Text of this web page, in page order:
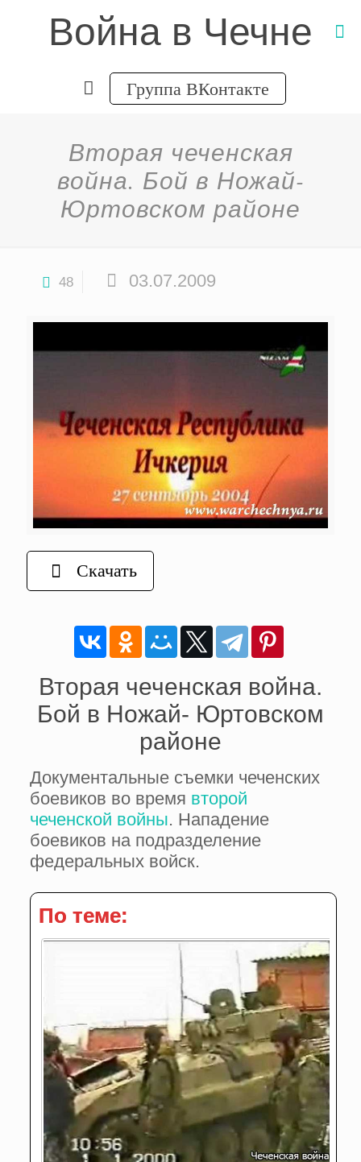
Война в Чечне
Группа ВКонтакте
Вторая чеченская
война. Бой в Ножай-
Юртовском районе
48 03.07.2009
Скачать
Вторая чеченская война.
Бой в Ножай- Юртовском
районе
Документальные съемки чеченских
боевиков во время второй
чеченской войны. Нападение
боевиков на подразделение
федеральных войск.
По теме: